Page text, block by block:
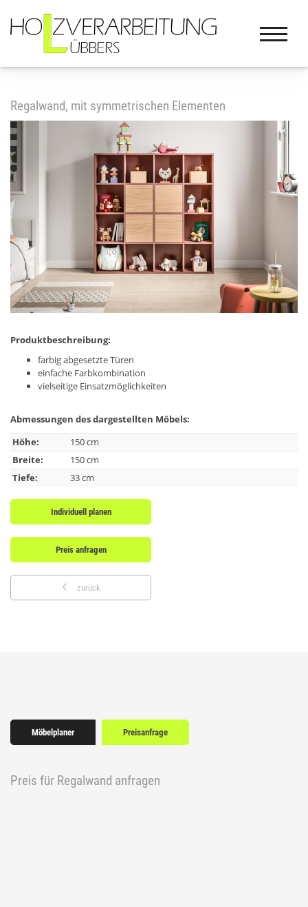
Regalwand, mit symmetrischen Elementen
Produktbeschreibung:
farbig abgesetzte Türen
einfache Farbkombination
vielseitige Einsatzmöglichkeiten
Abmessungen des dargestellten Möbels:
Höhe:
150 cm
Breite:
150 cm
Tiefe:
33 cm
Individuell planen
Preis anfragen
zurück
Möbelplaner Preisanfrage
Preis für Regalwand anfragen